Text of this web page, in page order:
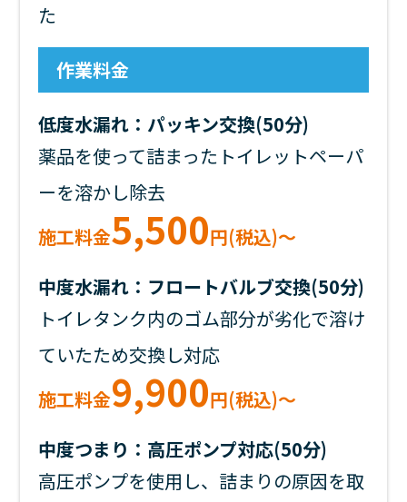
た
作業料金
低度水漏れ：パッキン交換(50分)
薬品を使って詰まったトイレットペーパ
ーを溶かし除去
施工料金5,500円(税込)～
中度水漏れ：フロートバルブ交換(50分)
トイレタンク内のゴム部分が劣化で溶け
ていたため交換し対応
施工料金9,900円(税込)～
中度つまり：高圧ポンプ対応(50分)
高圧ポンプを使用し、詰まりの原因を取